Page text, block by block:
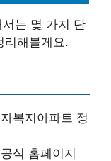
는 몇 가지 단
리해볼게요.
복지아파트 정
식 홈페이지